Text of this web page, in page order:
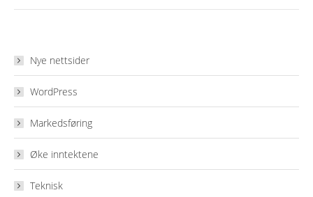
Nye nettsider
WordPress
Markedsføring
Øke inntektene
Teknisk